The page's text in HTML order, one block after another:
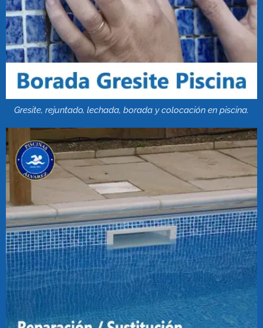
Gresite, rejuntado, lechada, borada y colocación en piscina.